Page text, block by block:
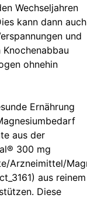
Wechseljahren
kann dann auch
und
ohnehin
Ernährung
aus der
300 mg
Arzneimittel/
aus reinem
Diese